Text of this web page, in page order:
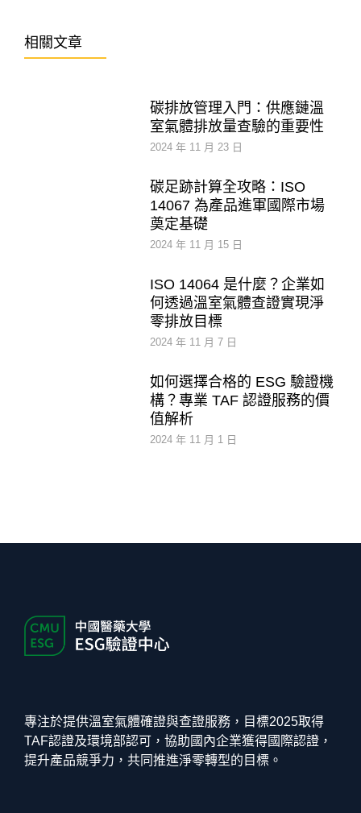
相關文章
碳排放管理入門：供應鏈溫
室氣體排放量查驗的重要性
2024 年 11 月 23 日
碳足跡計算全攻略：ISO
14067 為產品進軍國際市場
奠定基礎
2024 年 11 月 15 日
ISO 14064 是什麼？企業如
何透過溫室氣體查證實現淨
零排放目標
2024 年 11 月 7 日
如何選擇合格的 ESG 驗證機
構？專業 TAF 認證服務的價
值解析
2024 年 11 月 1 日
專注於提供溫室氣體確證與查證服務，目標2025取得
TAF認證及環境部認可，協助國內企業獲得國際認證，
提升產品競爭力，共同推進淨零轉型的目標。